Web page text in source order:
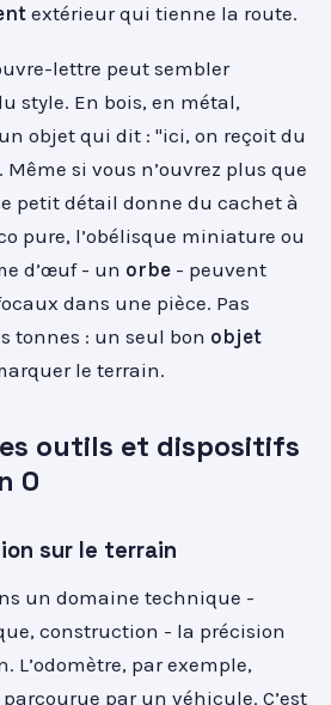
extérieur qui tienne la route.
lettre peut sembler
style. En bois, en métal,
objet qui dit : "ici, on reçoit du
si vous n’ouvrez plus que
petit détail donne du cachet à
pure, l’obélisque miniature ou
d’œuf - un orbe - peuvent
dans une pièce. Pas
tonnes : un seul bon objet
le terrain.
outils et dispositifs
O
sur le terrain
un domaine technique -
construction - la précision
L’odomètre, par exemple,
par un véhicule. C’est